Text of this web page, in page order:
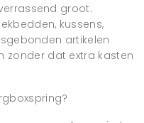
groot.
kussens,
artikelen
zonder dat extra kasten